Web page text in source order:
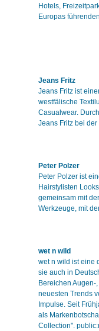
Hotels,
Europas
Jeans Fritz
Jeans Fritz ist
westfälische
Casualwear.
Jeans Fritz bei
Peter Polzer
Peter Polzer ist
Hairstylisten
gemeinsam mit
Werkzeuge, mit
wet n wild
wet n wild ist eine
sie auch in
Bereichen
neuesten Trends
Impulse. Seit
als
Collection".